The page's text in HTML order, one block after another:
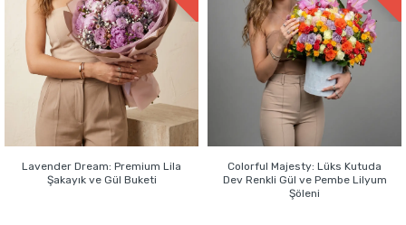
Lavender Dream: Premium Lila
Şakayık ve Gül Buketi
Colorful Majesty: Lüks Kutuda
Dev Renkli Gül ve Pembe Lilyum
Şöleni